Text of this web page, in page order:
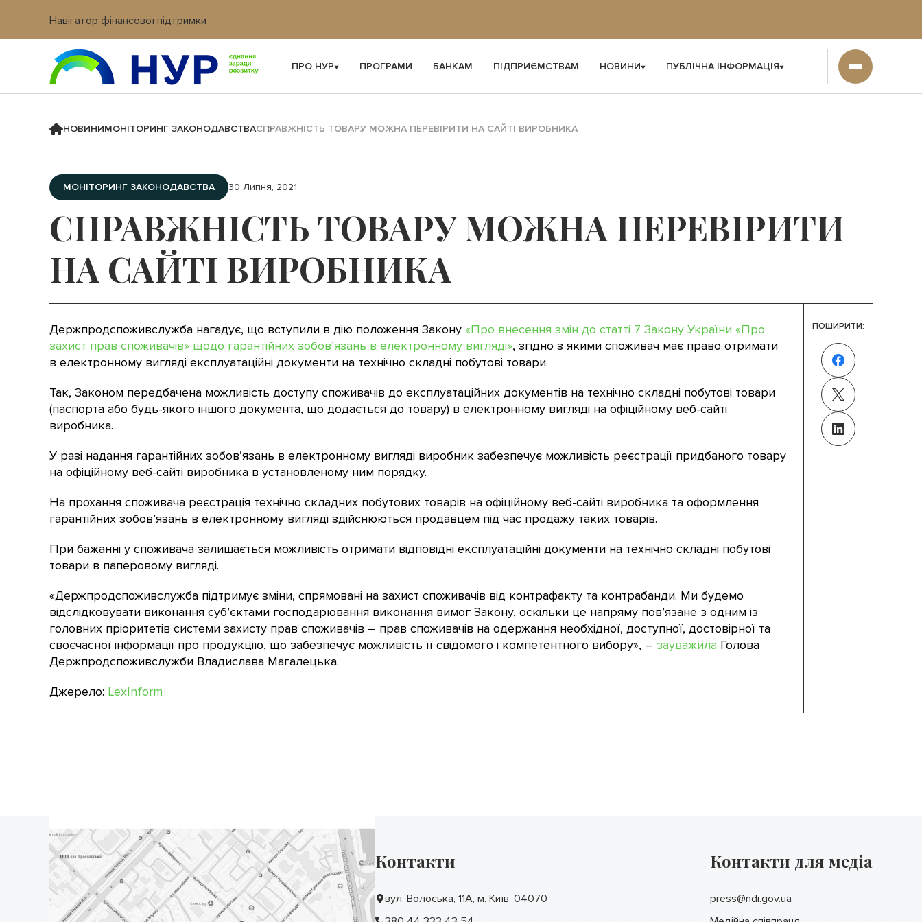
Навігатор фінансової підтримки
Вхід в кабінет IT платформи
ПРО НУР ПРОГРАМИ БАНКАМ ПІДПРИЄМСТВАМ НОВИНИ ПУБЛІЧНА ІНФОРМАЦІЯ
НОВИНИМОНІТОРИНГ ЗАКОНОДАВСТВАСПРАВЖНІСТЬ ТОВАРУ МОЖНА ПЕРЕВІРИТИ НА САЙТІ ВИРОБНИКА
МОНІТОРИНГ ЗАКОНОДАВСТВА 30 Липня, 2021
СПРАВЖНІСТЬ ТОВАРУ МОЖНА ПЕРЕВІРИТИ
НА САЙТІ ВИРОБНИКА
Держпродспоживслужба нагадує, що вступили в дію положення Закону «Про внесення змін до статті 7 Закону України «Про
захист прав споживачів» щодо гарантійних зобов’язань в електронному вигляді», згідно з якими споживач має право отримати
в електронному вигляді експлуатаційні документи на технічно складні побутові товари.
Так, Законом передбачена можливість доступу споживачів до експлуатаційних документів на технічно складні побутові товари
(паспорта або будь-якого іншого документа, що додається до товару) в електронному вигляді на офіційному веб-сайті
виробника.
У разі надання гарантійних зобов’язань в електронному вигляді виробник забезпечує можливість реєстрації придбаного товару
на офіційному веб-сайті виробника в установленому ним порядку.
На прохання споживача реєстрація технічно складних побутових товарів на офіційному веб-сайті виробника та оформлення
гарантійних зобов’язань в електронному вигляді здійснюються продавцем під час продажу таких товарів.
При бажанні у споживача залишається можливість отримати відповідні експлуатаційні документи на технічно складні побутові
товари в паперовому вигляді.
«Держпродспоживслужба підтримує зміни, спрямовані на захист споживачів від контрафакту та контрабанди. Ми будемо
відслідковувати виконання суб’єктами господарювання виконання вимог Закону, оскільки це напряму пов’язане з одним із
головних пріоритетів системи захисту прав споживачів – прав споживачів на одержання необхідної, доступної, достовірної та
своєчасної інформації про продукцію, що забезпечує можливість її свідомого і компетентного вибору», – зауважила Голова
Держпродспоживслужби Владислава Магалецька.
Джерело: LexInform
ПОШИРИТИ:
Контакти
вул. Волоська, 11А, м. Київ, 04070
Контакти для медіа
press@ndi.gov.ua